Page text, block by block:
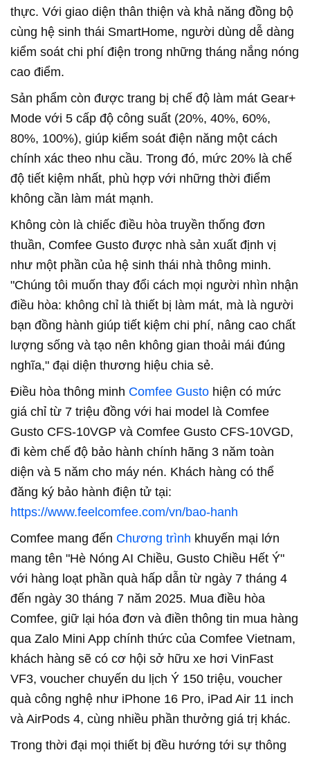
thực. Với giao diện thân thiện và khả năng đồng bộ
cùng hệ sinh thái SmartHome, người dùng dễ dàng
kiểm soát chi phí điện trong những tháng nắng nóng
cao điểm.
Sản phẩm còn được trang bị chế độ làm mát Gear+
Mode với 5 cấp độ công suất (20%, 40%, 60%,
80%, 100%), giúp kiểm soát điện năng một cách
chính xác theo nhu cầu. Trong đó, mức 20% là chế
độ tiết kiệm nhất, phù hợp với những thời điểm
không cần làm mát mạnh.
Không còn là chiếc điều hòa truyền thống đơn
thuần, Comfee Gusto được nhà sản xuất định vị
như một phần của hệ sinh thái nhà thông minh.
"Chúng tôi muốn thay đổi cách mọi người nhìn nhận
điều hòa: không chỉ là thiết bị làm mát, mà là người
bạn đồng hành giúp tiết kiệm chi phí, nâng cao chất
lượng sống và tạo nên không gian thoải mái đúng
nghĩa," đại diện thương hiệu chia sẻ.
Điều hòa thông minh Comfee Gusto hiện có mức
giá chỉ từ 7 triệu đồng với hai model là Comfee
Gusto CFS-10VGP và Comfee Gusto CFS-10VGD,
đi kèm chế độ bảo hành chính hãng 3 năm toàn
diện và 5 năm cho máy nén. Khách hàng có thể
đăng ký bảo hành điện tử tại:
https://www.feelcomfee.com/vn/bao-hanh
Comfee mang đến Chương trình khuyến mại lớn
mang tên "Hè Nóng AI Chiều, Gusto Chiều Hết Ý"
với hàng loạt phần quà hấp dẫn từ ngày 7 tháng 4
đến ngày 30 tháng 7 năm 2025. Mua điều hòa
Comfee, giữ lại hóa đơn và điền thông tin mua hàng
qua Zalo Mini App chính thức của Comfee Vietnam,
khách hàng sẽ có cơ hội sở hữu xe hơi VinFast
VF3, voucher chuyến du lịch Ý 150 triệu, voucher
quà công nghệ như iPhone 16 Pro, iPad Air 11 inch
và AirPods 4, cùng nhiều phần thưởng giá trị khác.
Trong thời đại mọi thiết bị đều hướng tới sự thông